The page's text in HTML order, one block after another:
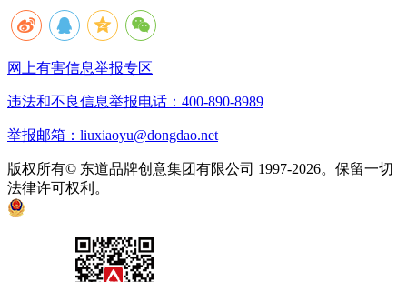
网上有害信息举报专区
违法和不良信息举报电话：400-890-8989
举报邮箱：liuxiaoyu@dongdao.net
版权所有© 东道品牌创意集团有限公司 1997-2026。保留一切
法律许可权利。